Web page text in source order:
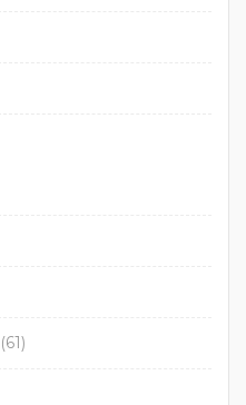
(61)